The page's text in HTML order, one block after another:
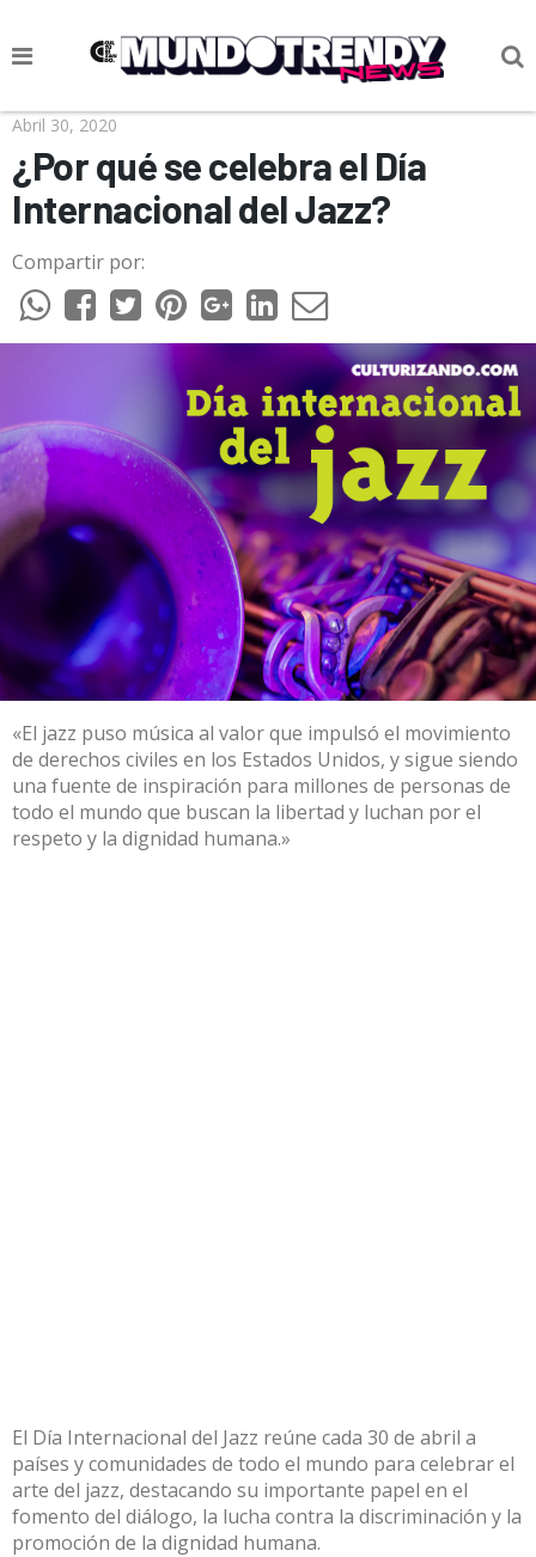
NOTICIAS
CULTURA POP
CIENCIA Y TECNOLOGÍA
VIDA
SOCIEDAD
Abril 30, 2020
¿Por qué se celebra el Día
Internacional del Jazz?
Compartir por:
«El jazz puso música al valor que impulsó el movimiento
de derechos civiles en los Estados Unidos, y sigue siendo
una fuente de inspiración para millones de personas de
todo el mundo que buscan la libertad y luchan por el
respeto y la dignidad humana.»
El Día Internacional del Jazz reúne cada 30 de abril a
países y comunidades de todo el mundo para celebrar el
arte del jazz, destacando su importante papel en el
fomento del diálogo, la lucha contra la discriminación y la
promoción de la dignidad humana.